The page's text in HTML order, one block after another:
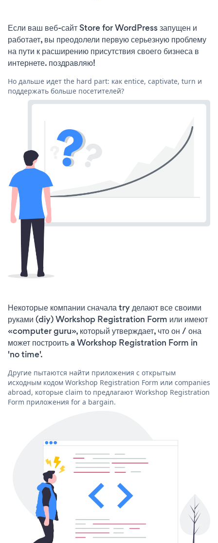
Если ваш веб-сайт Store for WordPress запущен и
работает, вы преодолели первую серьезную проблему
на пути к расширению присутствия своего бизнеса в
интернете. поздравляю!
Но дальше идет the hard part: как entice, captivate, turn и
поддержать больше посетителей?
Некоторые компании сначала try делают все своими
руками (diy) Workshop Registration Form или имеют
«computer guru», который утверждает, что он / она
может построить a Workshop Registration Form in
'no time'.
Другие пытаются найти приложения с открытым
исходным кодом Workshop Registration Form или companies
abroad, которые claim to предлагают Workshop Registration
Form приложения for a bargain.